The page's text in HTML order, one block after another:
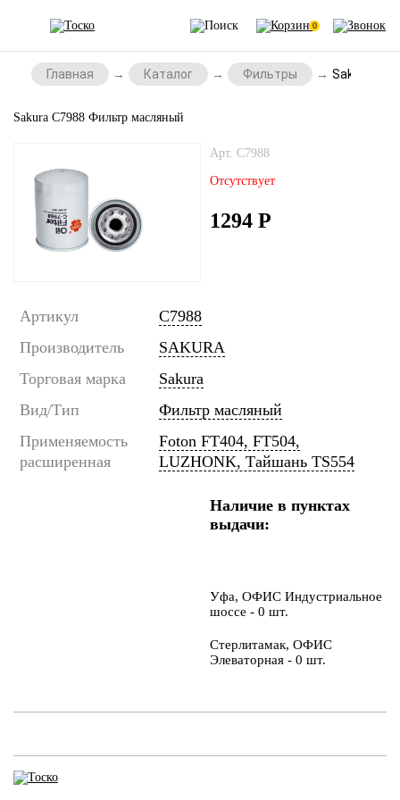
0
Главная Каталог Фильтры Sakura
Sakura C7988 Фильтр масляный
Арт. C7988
Отсутствует
1294 Р
Артикул
C7988
Производитель
SAKURA
Торговая марка
Sakura
Вид/Тип
Фильтр масляный
Применяемость
расширенная
Foton FT404, FT504,
LUZHONK, Тайшань TS554
Наличие в пунктах
выдачи:
Уфа, ОФИС Индустриальное
шоссе - 0 шт.
Стерлитамак, ОФИС
Элеваторная - 0 шт.